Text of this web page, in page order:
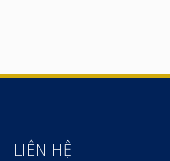
LIÊN HỆ